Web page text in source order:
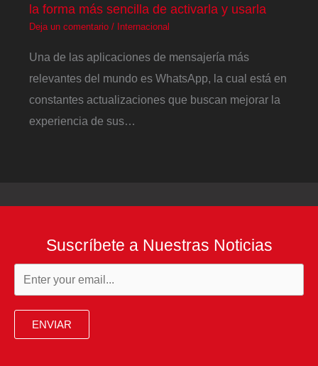
la forma más sencilla de activarla y usarla
Deja un comentario / Internacional
Una de las aplicaciones de mensajería más
relevantes del mundo es WhatsApp, la cual está en
constantes actualizaciones que buscan mejorar la
experiencia de sus…
Suscríbete a Nuestras Noticias
ENVIAR